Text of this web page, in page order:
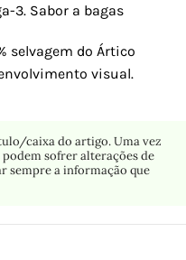
3. Sabor a bagas
selvagem do Ártico
visual.
caixa do artigo. Uma vez
sofrer alterações de
sempre a informação que